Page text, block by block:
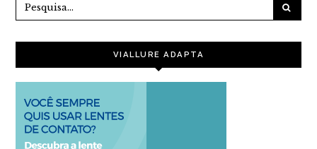
VIALLURE ADAPTA